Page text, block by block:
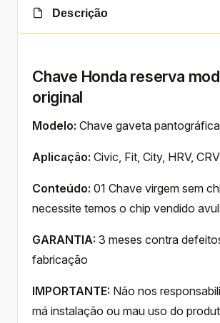
Descrição
Chave Honda reserva
original
Modelo: Chave gaveta pantográfica
Aplicação: Civic, Fit, City, HRV, CRV
Conteúdo: 01 Chave virgem sem
necessite temos o chip vendido
GARANTIA: 3 meses contra
fabricação
IMPORTANTE: Não nos
má instalação ou mau uso do